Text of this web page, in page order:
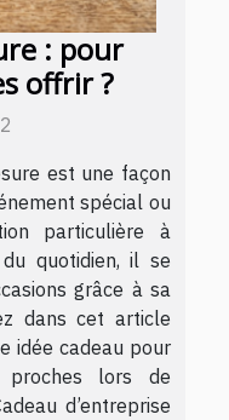
: pour
offrir ?
est une façon
spécial ou
particulière à
quotidien, il se
grâce à sa
dans cet article
idée cadeau pour
lors de
d’entreprise